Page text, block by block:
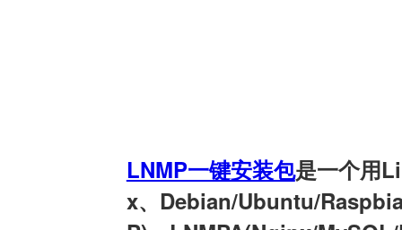
LNMP一键安装包是一个用
x、Debian/Ubuntu/